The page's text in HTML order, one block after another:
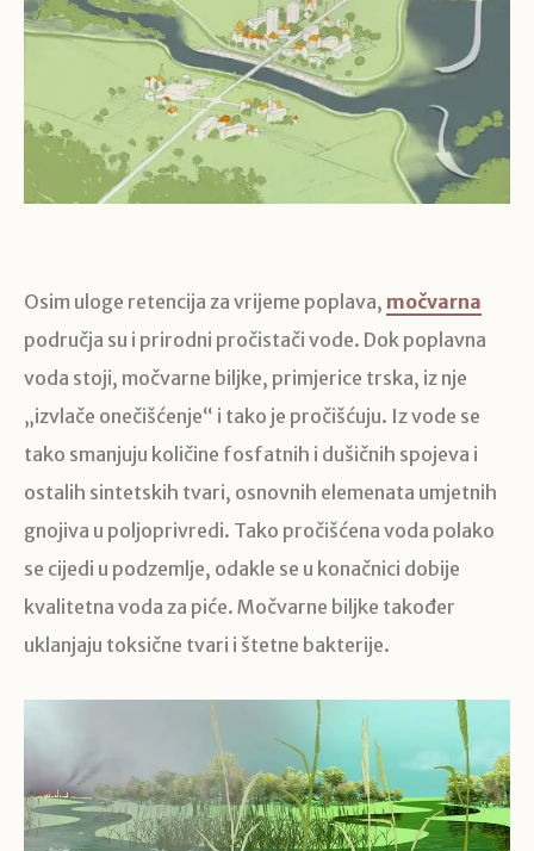
Osim uloge retencija za vrijeme poplava, močvarna
područja su i prirodni pročistači vode. Dok poplavna
voda stoji, močvarne biljke, primjerice trska, iz nje
„izvlače onečišćenje“ i tako je pročišćuju. Iz vode se
tako smanjuju količine fosfatnih i dušičnih spojeva i
ostalih sintetskih tvari, osnovnih elemenata umjetnih
gnojiva u poljoprivredi. Tako pročišćena voda polako
se cijedi u podzemlje, odakle se u konačnici dobije
kvalitetna voda za piće. Močvarne biljke također
uklanjaju toksične tvari i štetne bakterije.